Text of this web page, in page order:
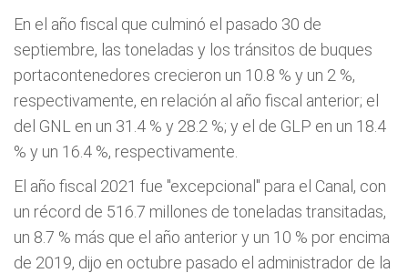
En el año fiscal que culminó el pasado 30 de
septiembre, las toneladas y los tránsitos de buques
portacontenedores crecieron un 10.8 % y un 2 %,
respectivamente, en relación al año fiscal anterior; el
del GNL en un 31.4 % y 28.2 %; y el de GLP en un 18.4
% y un 16.4 %, respectivamente.
El año fiscal 2021 fue "excepcional" para el Canal, con
un récord de 516.7 millones de toneladas transitadas,
un 8.7 % más que el año anterior y un 10 % por encima
de 2019, dijo en octubre pasado el administrador de la